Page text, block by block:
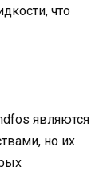
что
являются
но их